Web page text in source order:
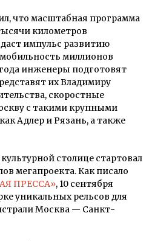
что масштабная программа
километров
импульс развитию
миллионов
инженеры подготовят
их Владимиру
скоростные
с такими крупными
Адлер и Рязань, а также
столице стартовал
мегапроекта. Как писало
ПРЕССА», 10 сентября
уникальных рельсов для
Москва — Санкт-